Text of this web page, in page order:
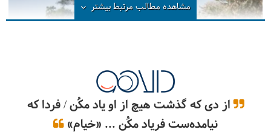
مشاهده مطالب مرتبطبیشتر
از دی که گذشت هیچ از او یاد مکُن / فردا که
نیامده‌ست فریاد مکُن ... «خیام»